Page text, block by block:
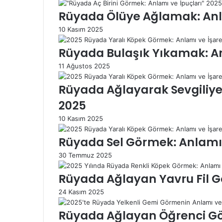
ı
S
s
t
e
m
l
e
r
M
ü
h
e
n
d
s
l
i
ğ
Rüyada Ölüye Ağlamak:
10 Kasım 2025
Rüyada Bulaşık Yıkamak:
11 Ağustos 2025
Rüyada Ağlayarak
2025
10 Kasım 2025
Rüyada Sel Görmek:
30 Temmuz 2025
Rüyada Ağlayan Yavru Fil
24 Kasım 2025
Rüyada Ağlayan Öğrenci